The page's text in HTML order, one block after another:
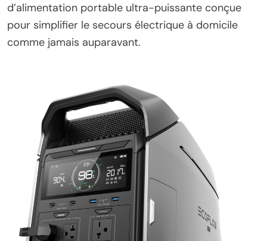
d’alimentation portable ultra-puissante conçue
pour simplifier le secours électrique à domicile
comme jamais auparavant.